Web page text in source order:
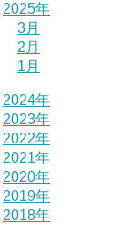
2025年
3月
2月
1月
2024年
2023年
2022年
2021年
2020年
2019年
2018年